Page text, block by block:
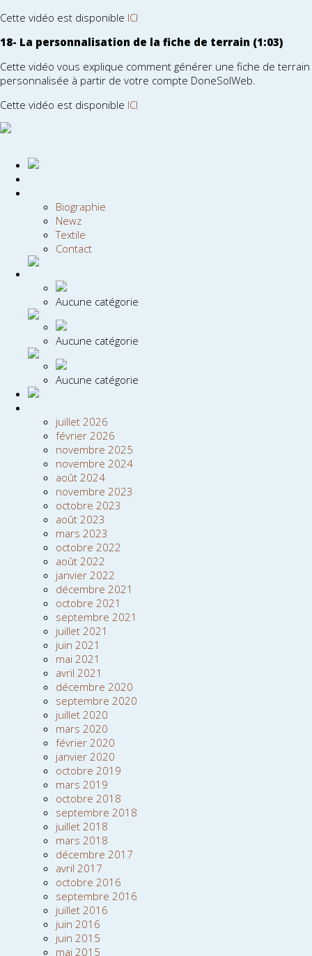
Cette vidéo est disponible ICI
18- La personnalisation de la fiche de terrain (1:03)
Cette vidéo vous explique comment générer une fiche de terrain
personnalisée à partir de votre compte DoneSolWeb.
Cette vidéo est disponible ICI
Biographie
Newz
Textile
Contact
Aucune catégorie
Aucune catégorie
Aucune catégorie
juillet 2026
février 2026
novembre 2025
novembre 2024
août 2024
novembre 2023
octobre 2023
août 2023
mars 2023
octobre 2022
août 2022
janvier 2022
décembre 2021
octobre 2021
septembre 2021
juillet 2021
juin 2021
mai 2021
avril 2021
décembre 2020
septembre 2020
juillet 2020
mars 2020
février 2020
janvier 2020
octobre 2019
mars 2019
octobre 2018
septembre 2018
juillet 2018
mars 2018
décembre 2017
avril 2017
octobre 2016
septembre 2016
juillet 2016
juin 2016
juin 2015
mai 2015